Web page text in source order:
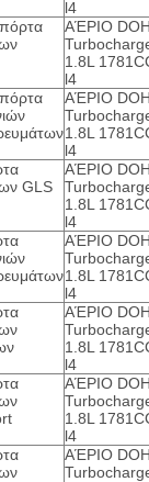
l4
ΑΈΡΙΟ
1.8L
l4
ΑΈΡΙΟ
1.8L
l4
GLS
ΑΈΡΙΟ
1.8L
l4
ΑΈΡΙΟ
1.8L
l4
ΑΈΡΙΟ
1.8L
l4
ΑΈΡΙΟ
1.8L
l4
ΑΈΡΙΟ